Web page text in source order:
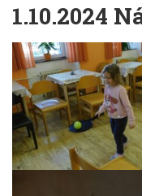
1.10.2024